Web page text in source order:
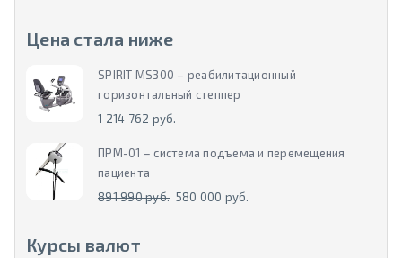
Цена стала ниже
SPIRIT MS300 – реабилитационный
горизонтальный степпер
1 214 762 руб.
ПРМ-01 – система подъема и перемещения
пациента
891 990 руб. 580 000 руб.
Курсы валют